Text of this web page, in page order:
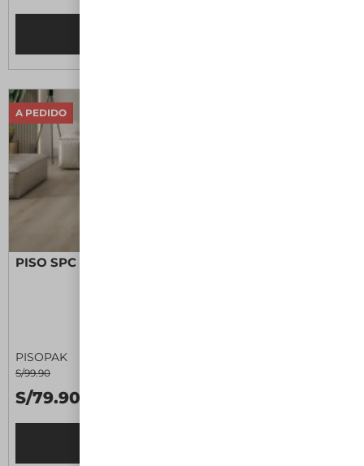
A PEDIDO
PISO SPC XL OLMO II
PISOPAK
S/99.90
S/79.90 M2